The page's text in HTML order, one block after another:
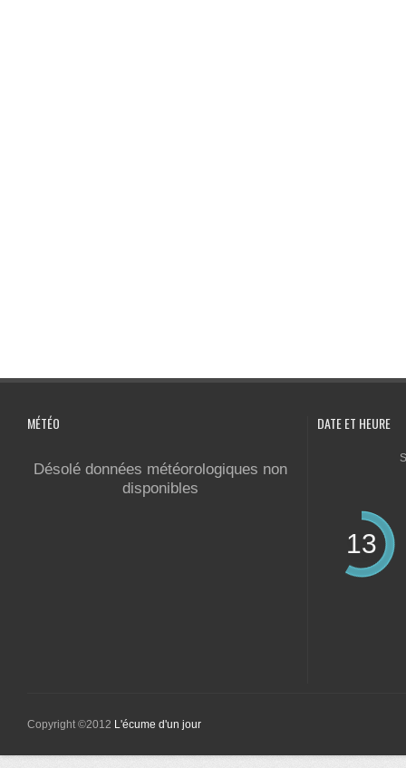
MÉTÉO
Désolé données météorologiques non
disponibles
DATE ET HEURE
13
Copyright ©2012 L'écume d'un jour